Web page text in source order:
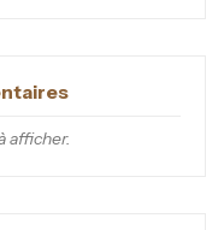
afficher.